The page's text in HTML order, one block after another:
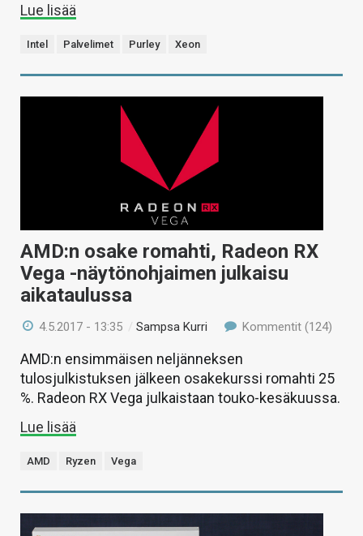
Lue lisää
Intel Palvelimet Purley Xeon
AMD:n osake romahti, Radeon RX
Vega -näytönohjaimen julkaisu
aikataulussa
4.5.2017 - 13:35 /Sampsa Kurri Kommentit (124)
AMD:n ensimmäisen neljänneksen
tulosjulkistuksen jälkeen osakekurssi romahti 25
%. Radeon RX Vega julkaistaan touko-kesäkuussa.
Lue lisää
AMD Ryzen Vega